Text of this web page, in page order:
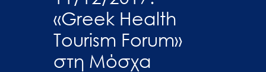
«Greek Health
Tourism Forum»
στη Μόσχα